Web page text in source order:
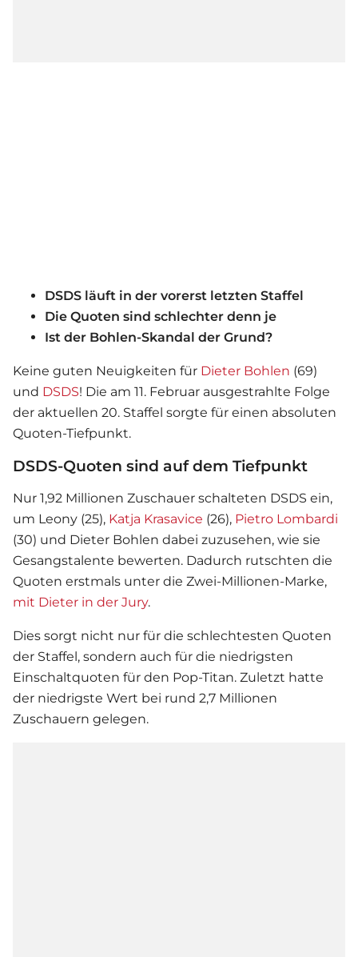
DSDS läuft in der vorerst letzten Staffel
Die Quoten sind schlechter denn je
Ist der Bohlen-Skandal der Grund?
Keine guten Neuigkeiten für Dieter Bohlen (69)
und DSDS! Die am 11. Februar ausgestrahlte Folge
der aktuellen 20. Staffel sorgte für einen absoluten
Quoten-Tiefpunkt.
DSDS-Quoten sind auf dem Tiefpunkt
Nur 1,92 Millionen Zuschauer schalteten DSDS ein,
um Leony (25), Katja Krasavice (26), Pietro Lombardi
(30) und Dieter Bohlen dabei zuzusehen, wie sie
Gesangstalente bewerten. Dadurch rutschten die
Quoten erstmals unter die Zwei-Millionen-Marke,
mit Dieter in der Jury.
Dies sorgt nicht nur für die schlechtesten Quoten
der Staffel, sondern auch für die niedrigsten
Einschaltquoten für den Pop-Titan. Zuletzt hatte
der niedrigste Wert bei rund 2,7 Millionen
Zuschauern gelegen.